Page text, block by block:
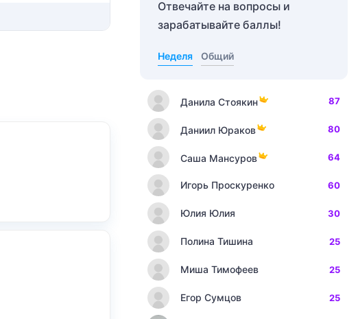
Отвечайте на вопросы и
зарабатывайте баллы!
Неделя Общий
Данила Стоякин 87
Даниил Юраков 80
Саша Мансуров 64
Игорь Проскуренко 60
Юлия Юлия 30
Полина Тишина 25
Миша Тимофеев 25
Егор Сумцов 25